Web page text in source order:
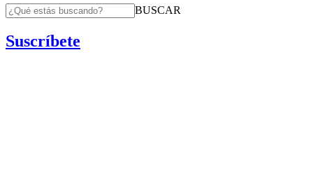
BUSCAR
Suscríbete